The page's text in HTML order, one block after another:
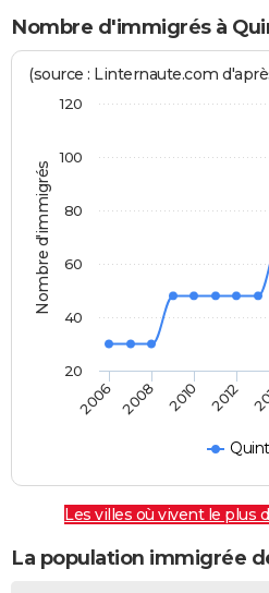
Nombre d'immigrés à
Nombre d'immigrés
(source : Linternaute.com
2006 2008 2010 2012
20
40
60
80
100
120
Les villes où vivent le plus
La population immigrée